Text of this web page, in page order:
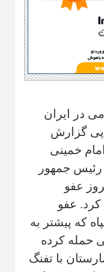
در ایران
پی گزارش
خمینی
رئیس جمهور
عفو
کرد. عفو
که پیشتر به
حمله کرده
با تفنگ